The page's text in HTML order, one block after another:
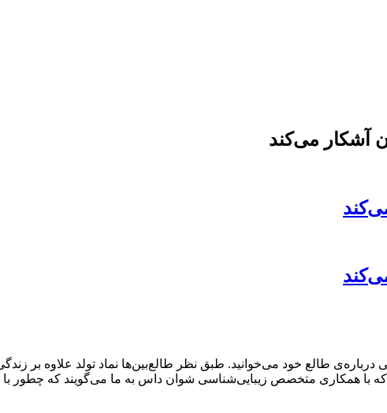
آشکار می‌کند
طالع خود می‌خوانید. طبق نظر طالع‌بین‌ها نماد تولد علاوه بر
که با همکاری متخصص زیبایی‌شناسی شوان داس به ما می‌گویند که چطور